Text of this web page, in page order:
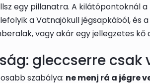
egy pillanatra. A kilátópontoknál
a Vatnajökull jégsapkából, és
vagy akár egy jellegzetes kő
gleccserre csak
szabálya: ne menj rá a jégre